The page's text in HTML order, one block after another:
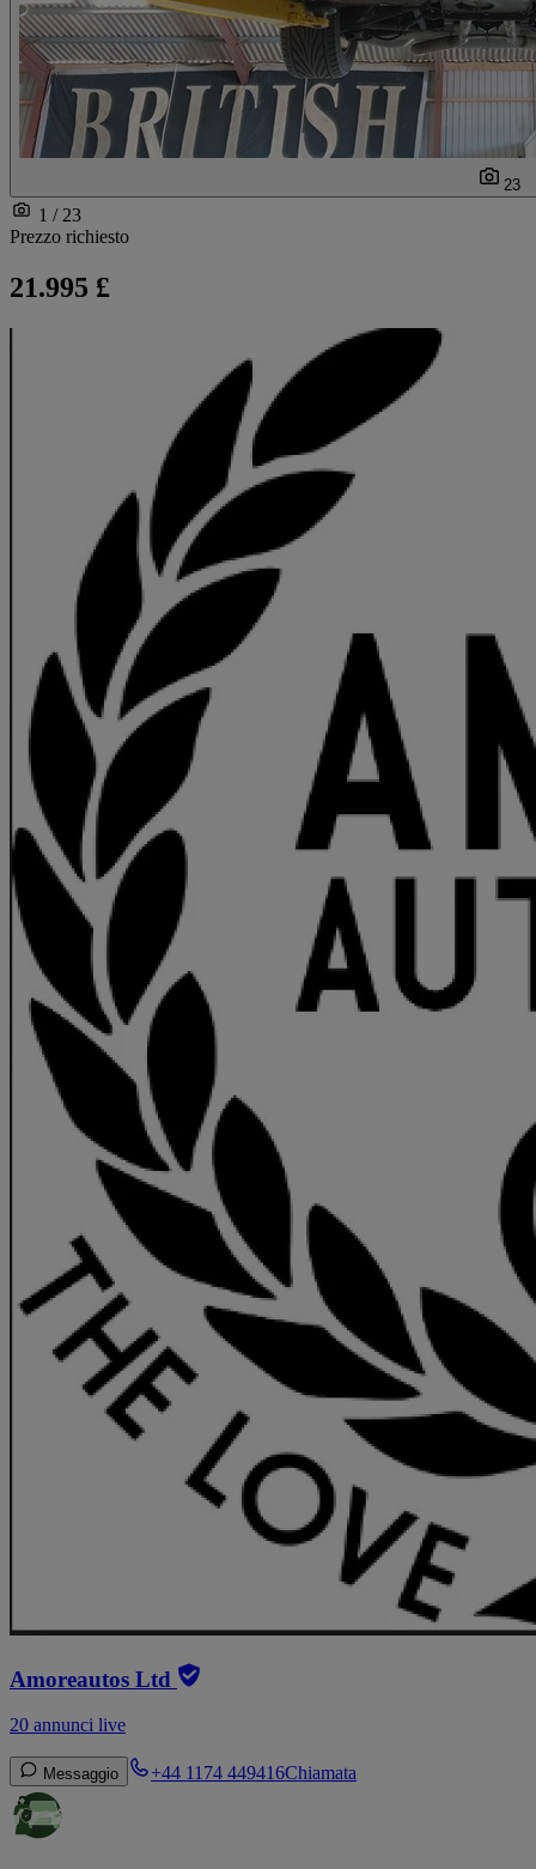
23
1 / 23
Prezzo richiesto
21.995 £
Amoreautos Ltd
20 annunci live
Messaggio +44 1174 449416Chiamata